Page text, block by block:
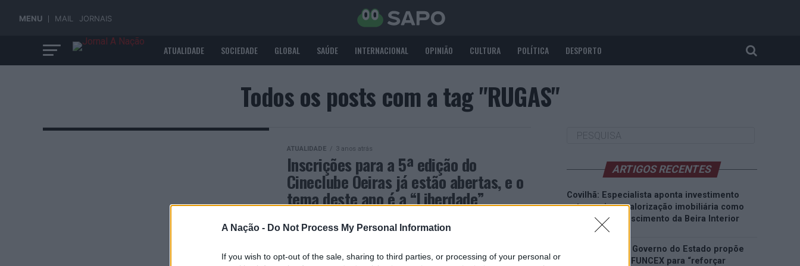
A Nação - Do Not Process My Personal Information
If you wish to opt-out of the sale, sharing to third parties, or processing of your personal or
MENU MAIL JORNAIS
ATUALIDADE SOCIEDADE GLOBAL SAÚDE INTERNACIONAL OPINIÃO CULTURA POLÍTICA DESPORTO
Todos os posts com a tag "RUGAS"
ATUALIDADE 3 anos atrás
Inscrições para a 5ª edição do
Cineclube Oeiras já estão abertas, e o
tema deste ano é a “Liberdade”
Se tens vontade de aprender a fazer um filme e
frequentas o ensino secundário público de Oeiras,
ARTIGOS RECENTES
Covilhã: Especialista aponta investimento
estrangeiro e valorização imobiliária como
motores do crescimento da Beira Interior
Rio de Janeiro: Governo do Estado propõe
parceria com a FUNCEX para “reforçar